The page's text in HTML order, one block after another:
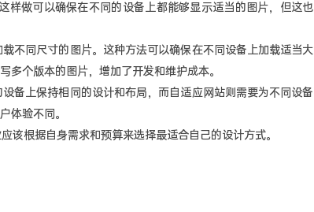
做可以确保在不同的设备上都能够显示适当的图片，但这也
同尺寸的图片。这种方法可以确保在不同设备上加载适当大
个版本的图片，增加了开发和维护成本。
上保持相同的设计和布局，而自适应网站则需要为不同设备
体验不同。
根据自身需求和预算来选择最适合自己的设计方式。